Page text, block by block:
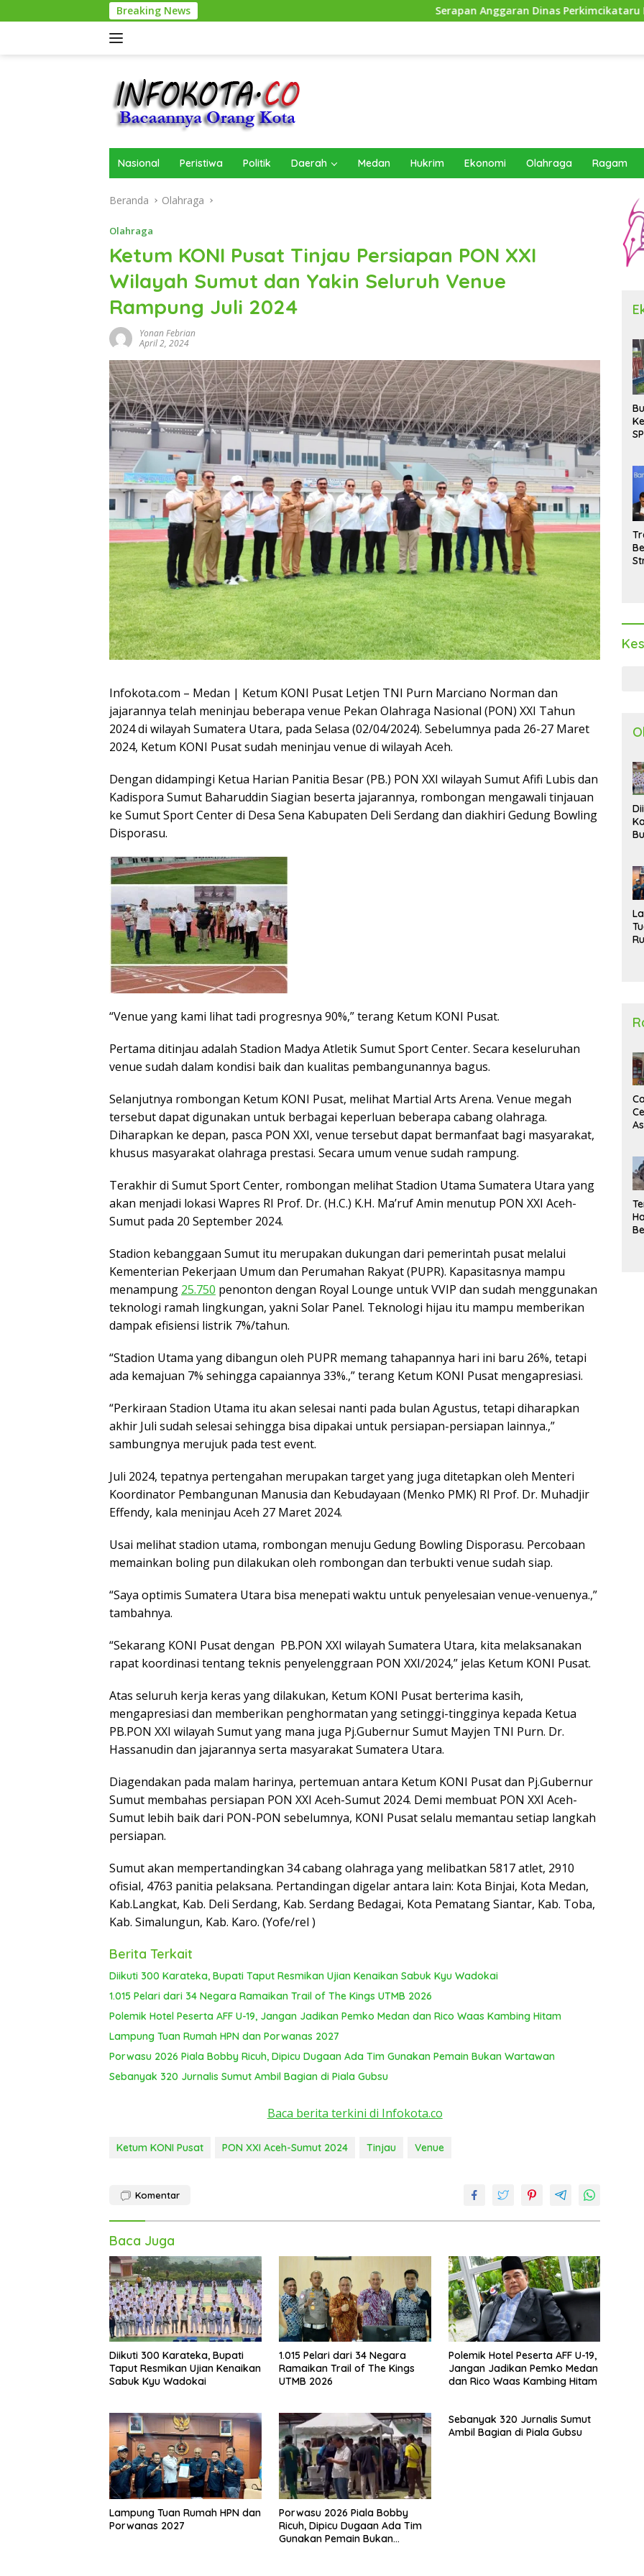
ke
Breaking News Serapan Anggaran Dinas Perkimcikataru Paling Buruk, Plh
Nasional Peristiwa Politik Daerah Medan Hukrim Ekonomi Olahraga Ragam
Beranda Olahraga
Olahraga
Ketum KONI Pusat Tinjau Persiapan PON XXI
Wilayah Sumut dan Yakin Seluruh Venue
Rampung Juli 2024
Yonan Febrian
April 2, 2024
Infokota.com – Medan | Ketum KONI Pusat Letjen TNI Purn Marciano Norman dan
jajarannya telah meninjau beberapa venue Pekan Olahraga Nasional (PON) XXI Tahun
2024 di wilayah Sumatera Utara, pada Selasa (02/04/2024). Sebelumnya pada 26-27 Maret
2024, Ketum KONI Pusat sudah meninjau venue di wilayah Aceh.
Dengan didampingi Ketua Harian Panitia Besar (PB.) PON XXI wilayah Sumut Afifi Lubis dan
Kadispora Sumut Baharuddin Siagian beserta jajarannya, rombongan mengawali tinjauan
ke Sumut Sport Center di Desa Sena Kabupaten Deli Serdang dan diakhiri Gedung Bowling
Disporasu.
“Venue yang kami lihat tadi progresnya 90%,” terang Ketum KONI Pusat.
Pertama ditinjau adalah Stadion Madya Atletik Sumut Sport Center. Secara keseluruhan
venue sudah dalam kondisi baik dan kualitas pembangunannya bagus.
Selanjutnya rombongan Ketum KONI Pusat, melihat Martial Arts Arena. Venue megah
tersebut dapat digunakan untuk berbagai keperluan beberapa cabang olahraga.
Diharapkan ke depan, pasca PON XXI, venue tersebut dapat bermanfaat bagi masyarakat,
khusus masyarakat olahraga prestasi. Secara umum venue sudah rampung.
Terakhir di Sumut Sport Center, rombongan melihat Stadion Utama Sumatera Utara yang
akan menjadi lokasi Wapres RI Prof. Dr. (H.C.) K.H. Ma’ruf Amin menutup PON XXI Aceh-
Sumut pada 20 September 2024.
Stadion kebanggaan Sumut itu merupakan dukungan dari pemerintah pusat melalui
Kementerian Pekerjaan Umum dan Perumahan Rakyat (PUPR). Kapasitasnya mampu
menampung 25.750 penonton dengan Royal Lounge untuk VVIP dan sudah menggunakan
teknologi ramah lingkungan, yakni Solar Panel. Teknologi hijau itu mampu memberikan
dampak efisiensi listrik 7%/tahun.
“Stadion Utama yang dibangun oleh PUPR memang tahapannya hari ini baru 26%, tetapi
ada kemajuan 7% sehingga capaiannya 33%.,” terang Ketum KONI Pusat mengapresiasi.
“Perkiraan Stadion Utama itu akan selesai nanti pada bulan Agustus, tetapi diharapkan
akhir Juli sudah selesai sehingga bisa dipakai untuk persiapan-persiapan lainnya.,”
sambungnya merujuk pada test event.
Juli 2024, tepatnya pertengahan merupakan target yang juga ditetapkan oleh Menteri
Koordinator Pembangunan Manusia dan Kebudayaan (Menko PMK) RI Prof. Dr. Muhadjir
Effendy, kala meninjau Aceh 27 Maret 2024.
Usai melihat stadion utama, rombongan menuju Gedung Bowling Disporasu. Percobaan
memainkan boling pun dilakukan oleh rombongan dan terbukti venue sudah siap.
“Saya optimis Sumatera Utara bisa menepati waktu untuk penyelesaian venue-venuenya.,”
tambahnya.
“Sekarang KONI Pusat dengan PB.PON XXI wilayah Sumatera Utara, kita melaksanakan
rapat koordinasi tentang teknis penyelenggraan PON XXI/2024,” jelas Ketum KONI Pusat.
Atas seluruh kerja keras yang dilakukan, Ketum KONI Pusat berterima kasih,
mengapresiasi dan memberikan penghormatan yang setinggi-tingginya kepada Ketua
PB.PON XXI wilayah Sumut yang mana juga Pj.Gubernur Sumut Mayjen TNI Purn. Dr.
Hassanudin dan jajarannya serta masyarakat Sumatera Utara.
Diagendakan pada malam harinya, pertemuan antara Ketum KONI Pusat dan Pj.Gubernur
Sumut membahas persiapan PON XXI Aceh-Sumut 2024. Demi membuat PON XXI Aceh-
Sumut lebih baik dari PON-PON sebelumnya, KONI Pusat selalu memantau setiap langkah
persiapan.
Sumut akan mempertandingkan 34 cabang olahraga yang melibatkan 5817 atlet, 2910
ofisial, 4763 panitia pelaksana. Pertandingan digelar antara lain: Kota Binjai, Kota Medan,
Kab.Langkat, Kab. Deli Serdang, Kab. Serdang Bedagai, Kota Pematang Siantar, Kab. Toba,
Kab. Simalungun, Kab. Karo. (Yofe/rel )
Berita Terkait
Diikuti 300 Karateka, Bupati Taput Resmikan Ujian Kenaikan Sabuk Kyu Wadokai
1.015 Pelari dari 34 Negara Ramaikan Trail of The Kings UTMB 2026
Polemik Hotel Peserta AFF U-19, Jangan Jadikan Pemko Medan dan Rico Waas Kambing Hitam
Lampung Tuan Rumah HPN dan Porwanas 2027
Porwasu 2026 Piala Bobby Ricuh, Dipicu Dugaan Ada Tim Gunakan Pemain Bukan Wartawan
Sebanyak 320 Jurnalis Sumut Ambil Bagian di Piala Gubsu
Baca berita terkini di Infokota.co
Ketum KONI Pusat PON XXI Aceh-Sumut 2024 Tinjau Venue
Komentar
Baca Juga
Diikuti 300 Karateka, Bupati
Taput Resmikan Ujian Kenaikan
Sabuk Kyu Wadokai
1.015 Pelari dari 34 Negara
Ramaikan Trail of The Kings
UTMB 2026
Polemik Hotel Peserta AFF U-19,
Jangan Jadikan Pemko Medan
dan Rico Waas Kambing Hitam
Lampung Tuan Rumah HPN dan
Porwanas 2027
Porwasu 2026 Piala Bobby
Ricuh, Dipicu Dugaan Ada Tim
Gunakan Pemain Bukan
Sebanyak 320 Jurnalis Sumut
Ambil Bagian di Piala Gubsu